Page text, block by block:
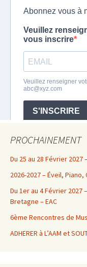
PROCHAINEMENT
Du 25 au 28 Février 2027
2026-2027 – Éveil, Piano,
Du 1er au 4 Février 2027
Bretagne – EAC
6ème Rencontres de
ADHERER à L’AAM et